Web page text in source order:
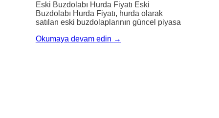
Eski Buzdolabı Hurda Fiyatı Eski
Buzdolabı Hurda Fiyatı, hurda olarak
satılan eski buzdolaplarının güncel piyasa
Okumaya devam edin →